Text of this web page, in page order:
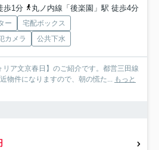
歩1分
丸ノ内線「後楽園」駅 徒歩4分
ー
宅配ボックス
カメラ 公共下水
ア文京春日】のご紹介です。都営三田線
物件になりますので、朝の慌た...
もっと